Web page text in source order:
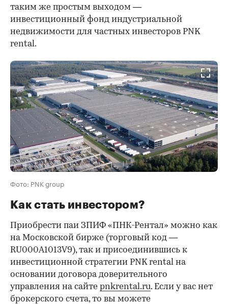
таким же простым выходом —
инвестиционный фонд индустриальной
недвижимости для частных инвесторов PNK
rental.
Фото: PNK group
Как стать инвестором?
Приобрести паи ЗПИФ «ПНК-Рентал» можно как
на Московской бирже (торговый код —
RU000A1013V9), так и присоединившись к
инвестиционной стратегии PNK rental на
основании договора доверительного
управления на сайте pnkrental.ru. Если у вас нет
брокерского счета, то вы можете